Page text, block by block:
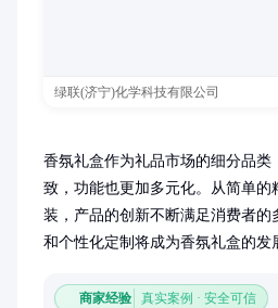
绿联(济宁)化学科技有限公司
香氛礼盒作为礼品市场的细分品类
致，功能也更加多元化。从简单的
装，产品的创新不断满足消费者的
和个性化定制将成为香氛礼盒的发
商家经验 真实案例 · 安全可信